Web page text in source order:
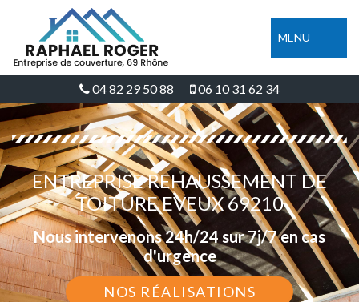
MENU
04 82 29 50 88 06 10 31 62 34
ENTREPRISE REHAUSSEMENT DE
TOITURE EVEUX 69210
Nous intervenons 24h/24 sur 7j/7 en cas
d'urgence
NOS RÉALISATIONS